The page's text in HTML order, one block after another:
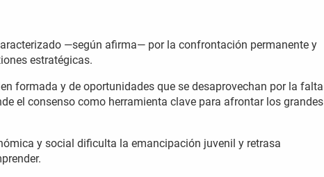
—según afirma— por la confrontación permanente y
estratégicas.
formada y de oportunidades que se desaprovechan por la falta
el consenso como herramienta clave para afrontar los grandes
y social dificulta la emancipación juvenil y retrasa